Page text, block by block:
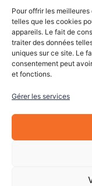
Pour offrir les
telles que les cookies
appareils. Le fait de
traiter des données
uniques sur ce site. Le
consentement peut
et fonctions.
Gérer les services
Mon compte
Mes commandes
Mes adresses
Mon panier
Informations
À Propos de nous
Blog
Mentions légales